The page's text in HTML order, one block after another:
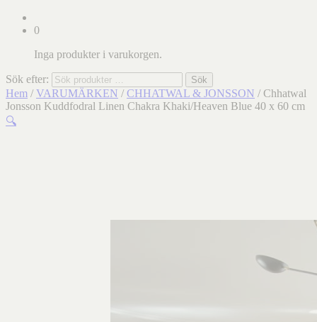
0
Inga produkter i varukorgen.
Sök efter: Sök
Hem / VARUMÄRKEN / CHHATWAL & JONSSON / Chhatwal
Jonsson Kuddfodral Linen Chakra Khaki/Heaven Blue 40 x 60 cm
🔍